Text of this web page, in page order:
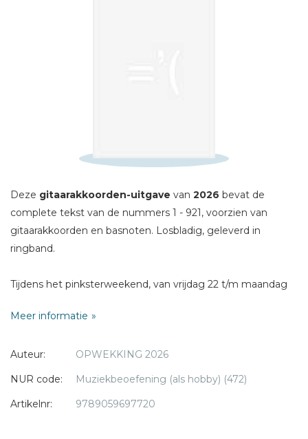
Deze gitaarakkoorden-uitgave van 2026 bevat de
complete tekst van de nummers 1 - 921, voorzien van
gitaarakkoorden en basnoten. Losbladig, geleverd in
ringband.
Tijdens het pinksterweekend, van vrijdag 22 t/m maandag
jaarlijkse Pinksterconferentie op het evenementen­terrein
Opwekking laat jaarlijks rond Pinksteren een nieuwe serie
Meer informatie
Auteur:
OPWEKKING 2026
NUR code:
Muziekbeoefening (als hobby) (472)
Artikelnr:
9789059697720
Bericht *